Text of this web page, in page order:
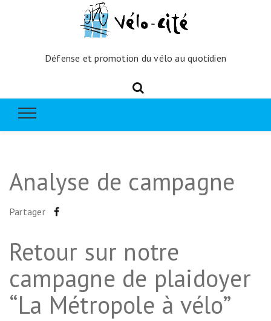
Défense et promotion du vélo au quotidien
Analyse de campagne
Partager
Retour sur notre
campagne de plaidoyer
“La Métropole à vélo”